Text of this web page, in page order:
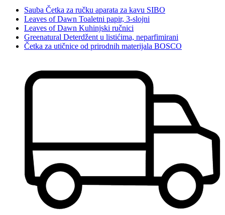
Sauba Četka za ručku aparata za kavu SIBO
Leaves of Dawn Toaletni papir, 3-slojni
Leaves of Dawn Kuhinjski ručnici
Greenatural Deterdžent u listićima, neparfimirani
Četka za utičnice od prirodnih materijala BOSCO